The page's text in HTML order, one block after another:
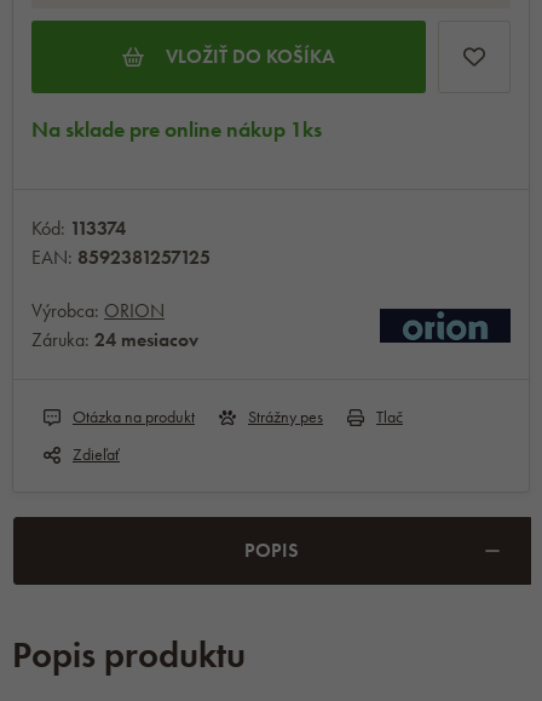
VLOŽIŤ DO KOŠÍKA
Na sklade pre online nákup 1ks
Kód: 113374
EAN: 8592381257125
Výrobca: ORION
Záruka: 24 mesiacov
Otázka na produkt Strážny pes
Tlač
Zdieľať
POPIS
Popis produktu